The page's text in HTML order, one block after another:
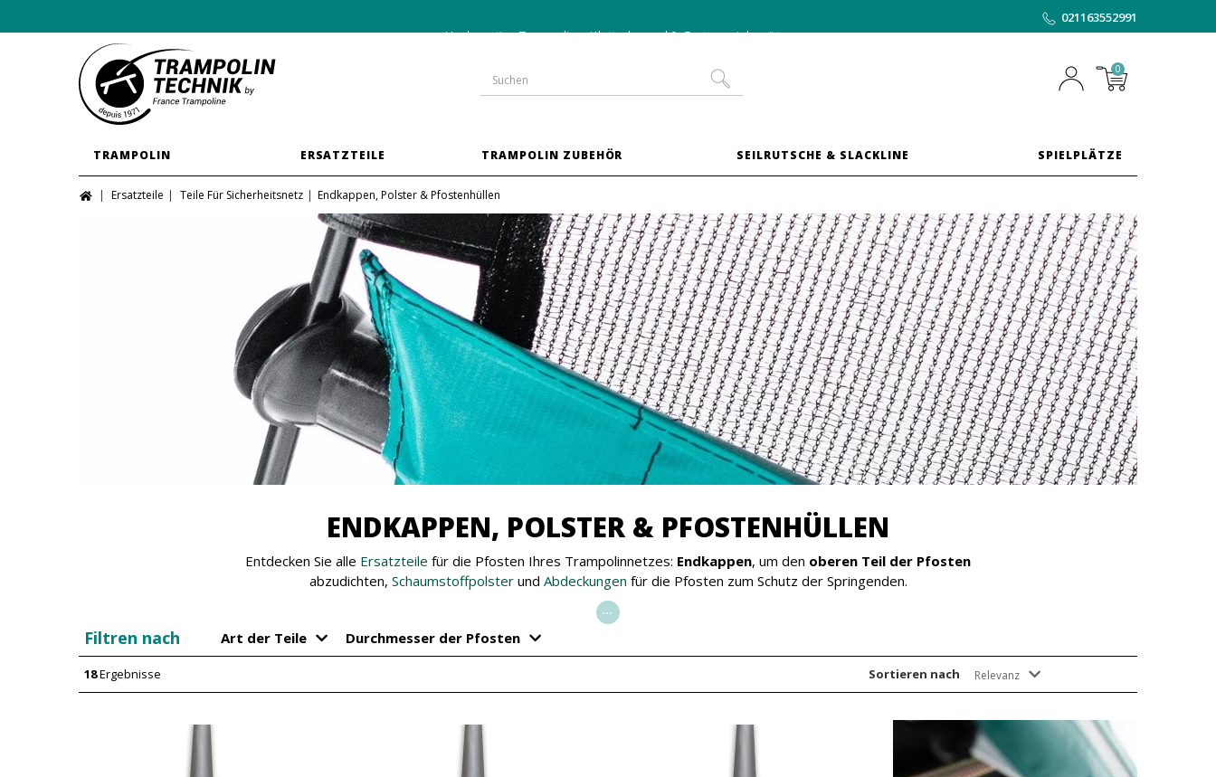
021163552991
0
TRAMPOLIN ERSATZTEILE TRAMPOLIN ZUBEHÖR SEILRUTSCHE & SLACKLINE SPIELPLÄTZE
Ersatzteile Teile Für Sicherheitsnetz Endkappen, Polster & Pfostenhüllen
ENDKAPPEN, POLSTER & PFOSTENHÜLLEN
Entdecken Sie alle Ersatzteile für die Pfosten Ihres Trampolinnetzes: Endkappen, um den oberen Teil der Pfosten
abzudichten, Schaumstoffpolsterund Abdeckungen für die Pfosten zum Schutz der Springenden.
...
Filtren nach Art der Teile Durchmesser der Pfosten
18Ergebnisse Sortieren nach Relevanz